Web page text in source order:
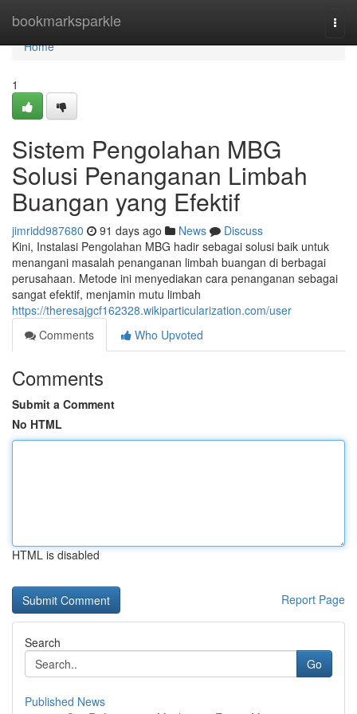
bookmarksparkle
Home
Home
1
Sistem Pengolahan MBG
Solusi Penanganan Limbah
Buangan yang Efektif
jimridd987680 91 days ago News
Discuss
Kini, Instalasi Pengolahan MBG hadir sebagai solusi baik untuk
menangani masalah penanganan limbah buangan di berbagai
perusahaan. Metode ini menyediakan cara penanganan sebagai
sangat efektif, menjamin mutu limbah
https://theresajgcf162328.wikiparticularization.com/user
Comments
Who Upvoted
Comments
Submit a Comment
No HTML
HTML is disabled
Report Page
Search
Go
Published News